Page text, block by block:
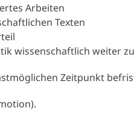
Arbeiten
Texten
wissenschaftlich weiter
Zeitpunkt